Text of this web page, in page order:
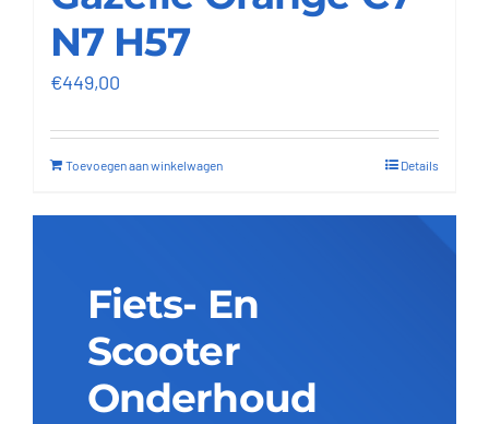
N7 H57
€449,00
Toevoegen aan winkelwagen Details
Fiets- En
Scooter
Onderhoud